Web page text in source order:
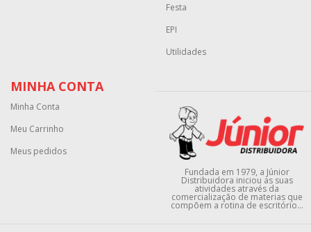
Festa
EPI
Utilidades
MINHA CONTA
Minha Conta
Meu Carrinho
Meus pedidos
Fundada em 1979, a Júnior
Distribuidora iniciou as suas
atividades através da
comercialização de materias que
compõem a rotina de escritório...